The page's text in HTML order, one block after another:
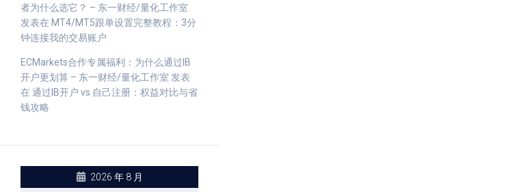
者为什么选它？ – 东一财经/量化工作室
发表在 MT4/MT5跟单设置完整教程：3分
钟连接我的交易账户
ECMarkets合作专属福利：为什么通过IB
开户更划算 – 东一财经/量化工作室 发表
在 通过IB开户 vs 自己注册：权益对比与省
钱攻略
2026 年 8 月